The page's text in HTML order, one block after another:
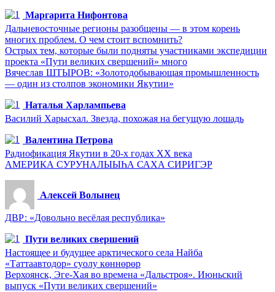
Маргарита Нифонтова
Дальневосточные регионы разобщены — в этом корень
многих проблем. О чем стоит вспомнить?
Острых тем, которые были подняты участниками экспедиции
проекта «Пути великих свершений» много
Вячеслав ШТЫРОВ: «Золотодобывающая промышленность
— один из столпов экономики Якутии»
Наталья Харлампьева
Василий Харысхал. Звезда, похожая на бегущую лошадь
Валентина Петрова
Радиофикация Якутии в 20-х годах ХХ века
АМЕРИКА СУРУНАЛЫЫҺА САХА СИРИГЭР
Алексей Волынец
ДВР: «Довольно весёлая республика»
Пути великих свершений
Настоящее и будущее арктического села Найба
«Таттаавтодор» суолу көннөрөр
Верхоянск, Эге-Хая во времена «Дальстроя». Июньский
выпуск «Пути великих свершений»